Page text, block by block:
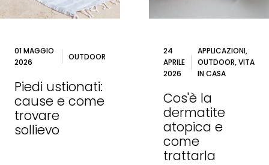
01 MAGGIO
2026
OUTDOOR
Piedi ustionati:
cause e come
trovare
sollievo
24
APRILE
2026
APPLICAZIONI,
OUTDOOR, VITA
IN CASA
Cos'è la
dermatite
atopica e
come
trattarla